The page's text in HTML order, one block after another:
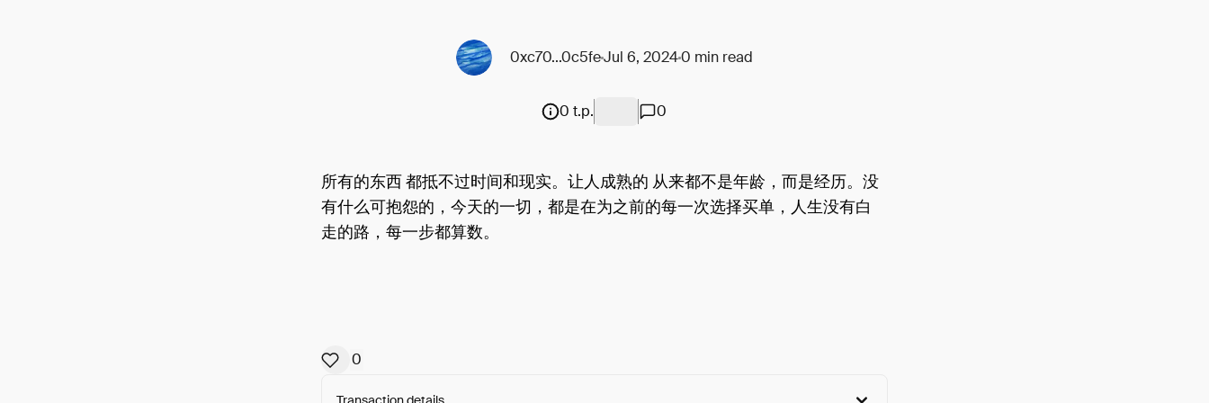
0xc70...0c5feJul 6, 20240 min read
0 t.p. 0
所有的东西 都抵不过时间和现实。让人成熟的 从来都不是年龄，而是经历。没
有什么可抱怨的，今天的一切，都是在为之前的每一次选择买单，人生没有白
走的路，每一步都算数。
0